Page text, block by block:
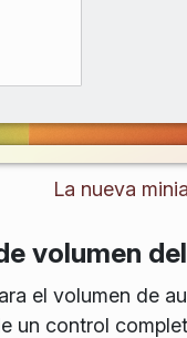
La nueva
volumen
el volumen de
un control